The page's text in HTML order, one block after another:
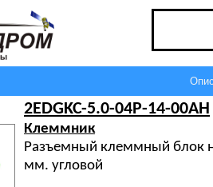
2EDGKC-5.0-04P-14-00AH
Клеммник
Разъемный клеммный блок
мм. угловой